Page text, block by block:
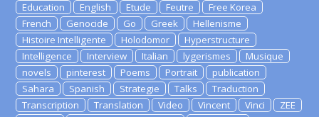
Education
English Etude Feutre
Free Korea
French
Genocide Go Greek
Hellenisme
Histoire Intelligente
Holodomor
Hyperstructure
Intelligence
Interview Italian lygerismes
Musique
novels
pinterest Poems Portrait
publication
Sahara
Spanish Strategie Talks
Traduction
Transcription
Translation Video Vincent Vinci
ZEE